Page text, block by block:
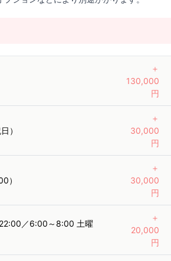
＋
130,000
円
）
＋
30,000
円
）
＋
30,000
円
／6:00～8:00 土曜
＋
20,000
円